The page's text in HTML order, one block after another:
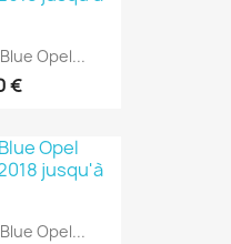
Opel...
€
Opel...